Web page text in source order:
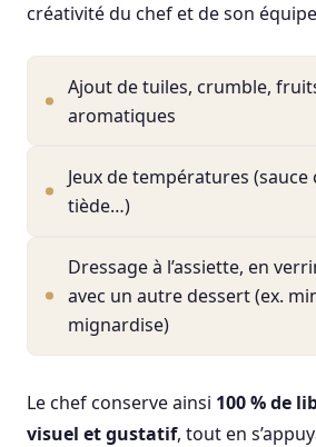
créativité du chef et de son
Ajout de tuiles, crumble,
aromatiques
Jeux de températures (sauce
tiède…)
Dressage à l’assiette, en
avec un autre dessert (ex.
mignardise)
Le chef conserve ainsi 100 % de
visuel et gustatif, tout en